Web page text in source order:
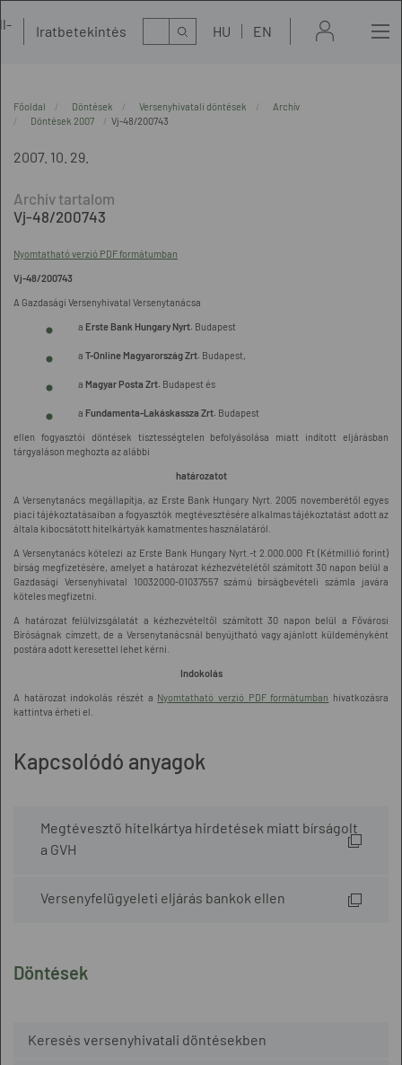
Iratbetekintés Kereső HU EN
Döntések
Keresés versenyhivatali döntésekben
Főoldal Döntések Versenyhivatali döntések
Archív
Döntések 2007
Vj-48/200743
2007. 10. 29.
Vj-48/200743
Nyomtatható verzió PDF formátumban
Vj-48/200743
A Gazdasági Versenyhivatal Versenytanácsa
a Erste Bank Hungary Nyrt. Budapest
a T-Online Magyarország Zrt. Budapest,
a Magyar Posta Zrt. Budapest és
a Fundamenta-Lakáskassza Zrt. Budapest
ellen fogyasztói döntések tisztességtelen befolyásolása miatt indított eljárásban
tárgyaláson meghozta az alábbi
határozatot
A Versenytanács megállapítja, az Erste Bank Hungary Nyrt. 2005 novemberétől egyes
piaci tájékoztatásaiban a fogyasztók megtévesztésére alkalmas tájékoztatást adott az
általa kibocsátott hitelkártyák kamatmentes használatáról.
A Versenytanács kötelezi az Erste Bank Hungary Nyrt.-t 2.000.000 Ft (Kétmillió forint)
bírság megfizetésére, amelyet a határozat kézhezvételétől számított 30 napon belül a
Gazdasági Versenyhivatal 10032000-01037557 számú bírságbevételi számla javára
köteles megfizetni.
A határozat felülvizsgálatát a kézhezvételtől számított 30 napon belül a Fővárosi
Bíróságnak címzett, de a Versenytanácsnál benyújtható vagy ajánlott küldeményként
postára adott keresettel lehet kérni.
Indokolás
A határozat indokolás részét a Nyomtatható verzió PDF formátumban hivatkozásra
kattintva érheti el.
Kapcsolódó anyagok
Megtévesztő hitelkártya hirdetések miatt bírságolt
a GVH
Versenyfelügyeleti eljárás bankok ellen